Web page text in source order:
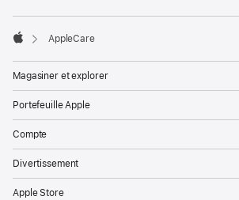

AppleCare
Magasiner et explorer
Portefeuille Apple
Compte
Divertissement
Apple Store